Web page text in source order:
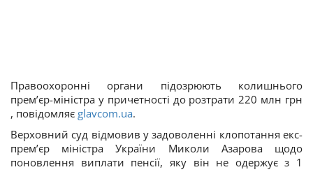
Правоохоронні органи підозрюють колишнього
прем’єр-міністра у причетності до розтрати 220 млн грн
, повідомляє glavcom.ua.
Верховний суд відмовив у задоволенні клопотання екс-
прем’єр міністра України Миколи Азарова щодо
поновлення виплати пенсії, яку він не одержує з 1